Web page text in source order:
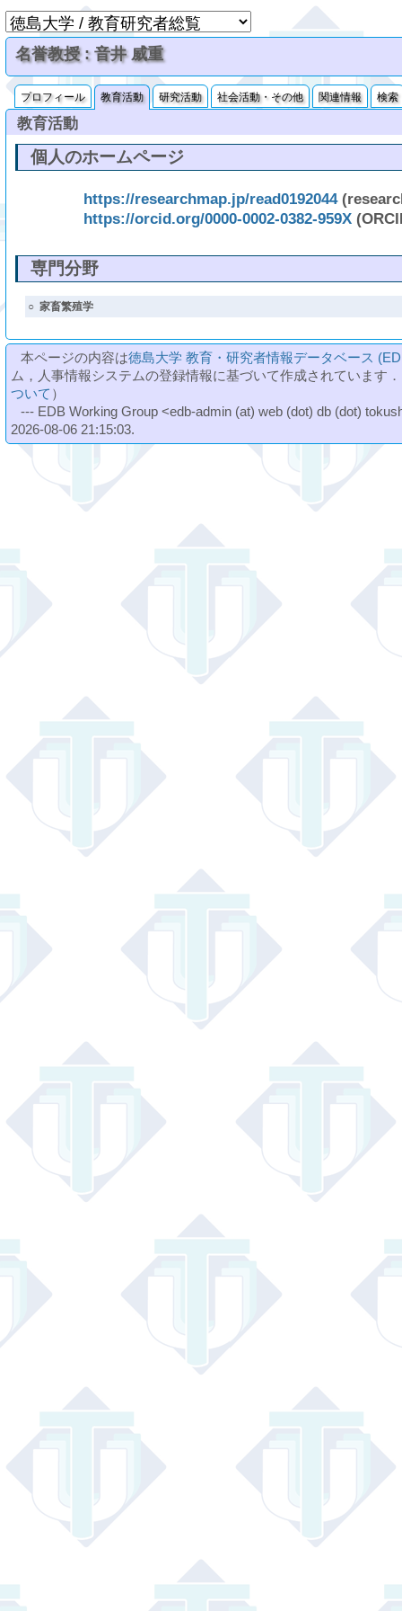
名誉教授 : 音井 威重
プロフィール 教育活動 研究活動 社会活動・その他 関連情報 検索
教育活動
個人のホームページ
https://researchmap.jp/read0192044
https://orcid.org/0000-0002-0382-959X
専門分野
○ 家畜繁殖学
本ページの内容は徳島大学 教育・研究者情報データベース
ム，人事情報システムの登録情報に基づいて作成されています
ついて ）
--- EDB Working Group <edb-admin (at) web (dot) db (dot)
2026-08-06 21:15:03.